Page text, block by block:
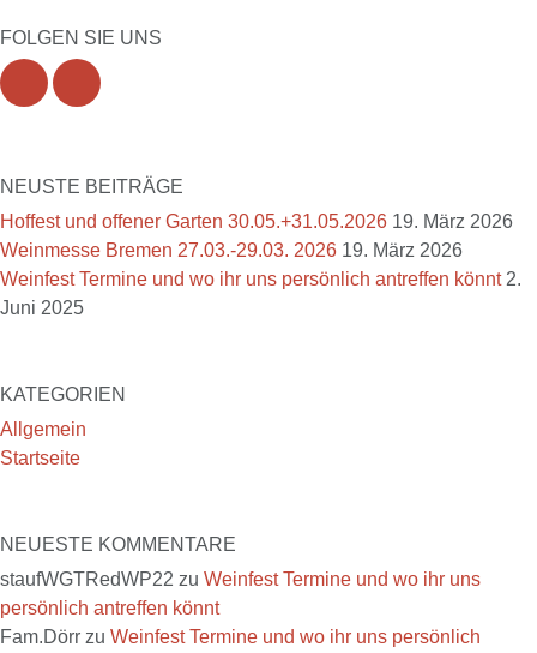
FOLGEN SIE UNS
NEUSTE BEITRÄGE
Hoffest und offener Garten 30.05.+31.05.2026 19. März 2026
Weinmesse Bremen 27.03.-29.03. 2026 19. März 2026
Weinfest Termine und wo ihr uns persönlich antreffen könnt 2.
Juni 2025
KATEGORIEN
Allgemein
Startseite
NEUESTE KOMMENTARE
staufWGTRedWP22 zu Weinfest Termine und wo ihr uns
persönlich antreffen könnt
Fam.Dörr zu Weinfest Termine und wo ihr uns persönlich